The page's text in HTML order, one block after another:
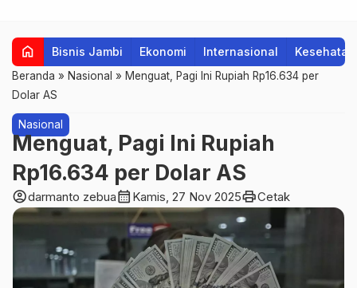
home Bisnis Jambi Ekonomi Internasional Kesehatan
Beranda » Nasional » Menguat, Pagi Ini Rupiah Rp16.634 per
Dolar AS
Nasional
Menguat, Pagi Ini Rupiah
Rp16.634 per Dolar AS
account_circledarmanto zebuacalendar_month Kamis, 27 Nov 2025printCetak